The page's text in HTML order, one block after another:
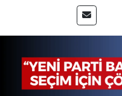
Resmi Reklam